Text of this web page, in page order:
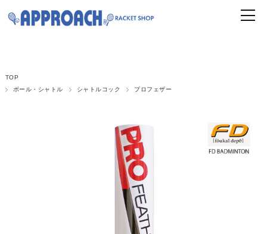
TOP
ボール・シャトル
シャトルコック プロフェザー